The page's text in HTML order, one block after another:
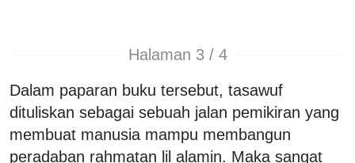
Halaman 3 / 4
Dalam paparan buku tersebut, tasawuf
dituliskan sebagai sebuah jalan pemikiran yang
membuat manusia mampu membangun
peradaban rahmatan lil alamin. Maka sangat